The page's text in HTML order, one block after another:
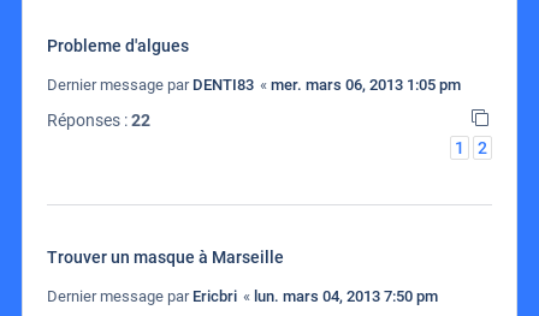
Probleme d'algues
Dernier message par DENTI83 « mer. mars 06, 2013 1:05 pm
Réponses :22
1
2
Trouver un masque à Marseille
Dernier message par Ericbri « lun. mars 04, 2013 7:50 pm